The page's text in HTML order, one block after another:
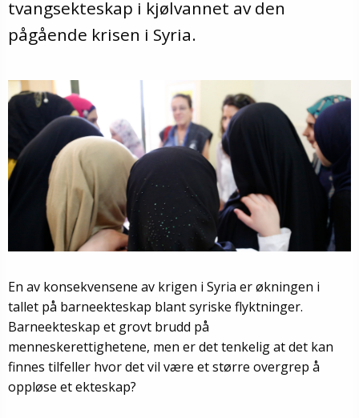
tvangsekteskap i kjølvannet av den
pågående krisen i Syria.
En av konsekvensene av krigen i Syria er økningen i
tallet på barneekteskap blant syriske flyktninger.
Barneekteskap et grovt brudd på
menneskerettighetene, men er det tenkelig at det kan
finnes tilfeller hvor det vil være et større overgrep å
oppløse et ekteskap?